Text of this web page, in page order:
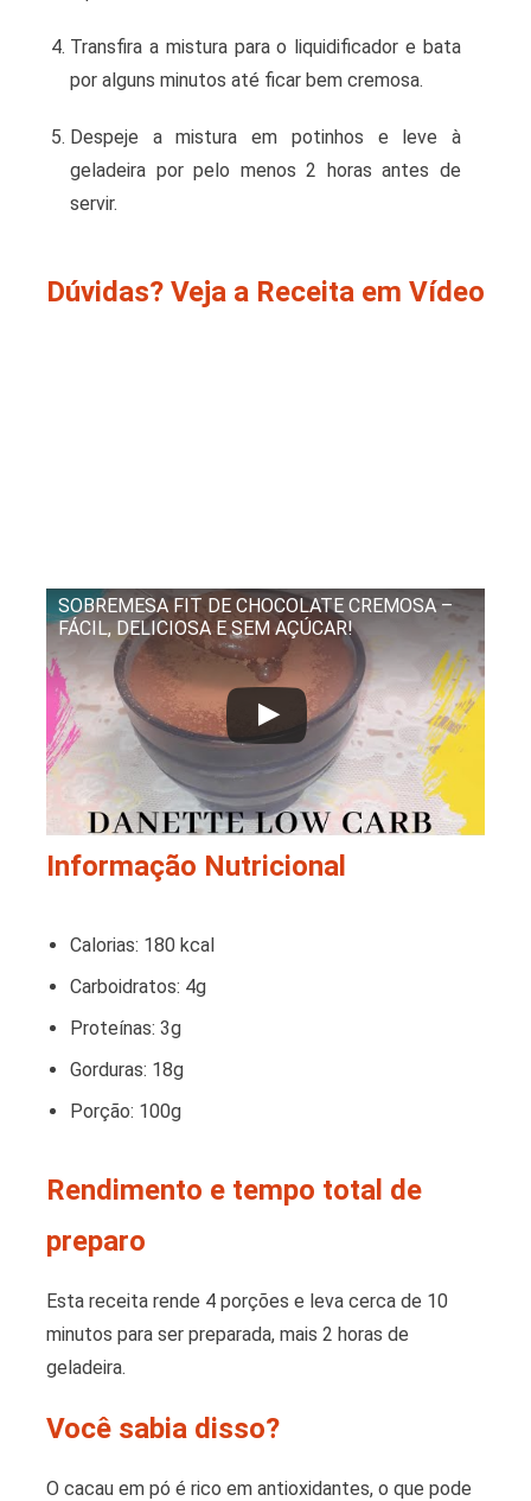
Transfira a mistura para o liquidificador e bata
por alguns minutos até ficar bem cremosa.
Despeje a mistura em potinhos e leve à
geladeira por pelo menos 2 horas antes de
servir.
Dúvidas? Veja a Receita em Vídeo
SOBREMESA FIT DE CHOCOLATE CREMOSA –
FÁCIL, DELICIOSA E SEM AÇÚCAR!
Informação Nutricional
Calorias: 180 kcal
Carboidratos: 4g
Proteínas: 3g
Gorduras: 18g
Porção: 100g
Rendimento e tempo total de
preparo
Esta receita rende 4 porções e leva cerca de 10
minutos para ser preparada, mais 2 horas de
geladeira.
Você sabia disso?
O cacau em pó é rico em antioxidantes, o que pode